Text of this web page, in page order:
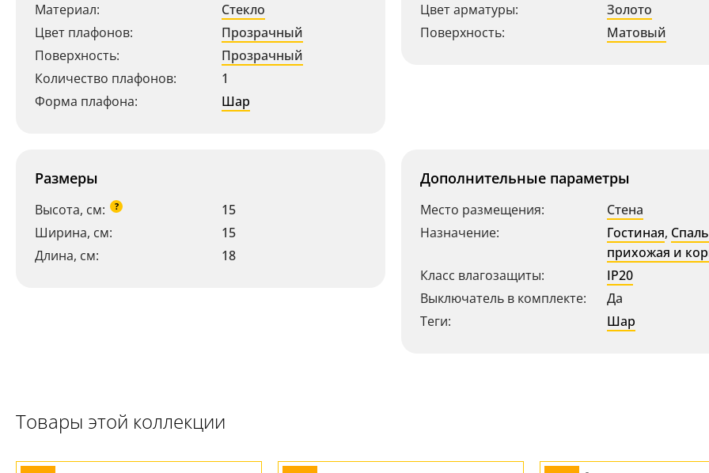
+7 (800) 775-63-32- бесплатно по России
Материал:
Стекло
Цвет плафонов:
Прозрачный
Поверхность:
Прозрачный
Количество плафонов:
1
Форма плафона:
Шар
Цвет арматуры:
Золото
Поверхность:
Матовый
Размеры
Высота, см: ?
15
Ширина, см:
15
Длина, см:
18
Дополнительные параметры
Место размещения:
Стена
Назначение:
Гостиная,
прихожая и
Класс влагозащиты:
IP20
Выключатель в комплекте:
Да
Теги:
Шар
Товары этой коллекции